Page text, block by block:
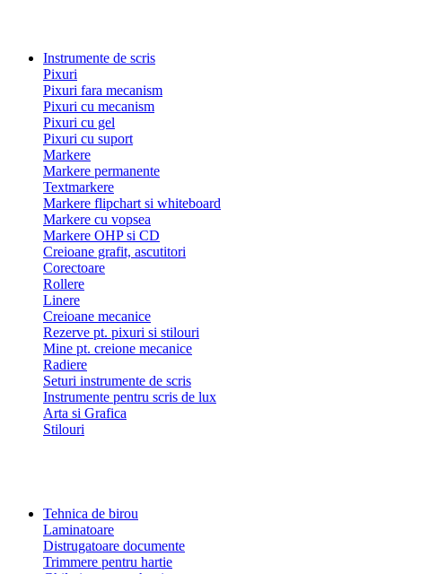
Instrumente de scris
Pixuri
Pixuri fara mecanism
Pixuri cu mecanism
Pixuri cu gel
Pixuri cu suport
Markere
Markere permanente
Textmarkere
Markere flipchart si whiteboard
Markere cu vopsea
Markere OHP si CD
Creioane grafit, ascutitori
Corectoare
Rollere
Linere
Creioane mecanice
Rezerve pt. pixuri si stilouri
Mine pt. creione mecanice
Radiere
Seturi instrumente de scris
Instrumente pentru scris de lux
Arta si Grafica
Stilouri
Tehnica de birou
Laminatoare
Distrugatoare documente
Trimmere pentru hartie